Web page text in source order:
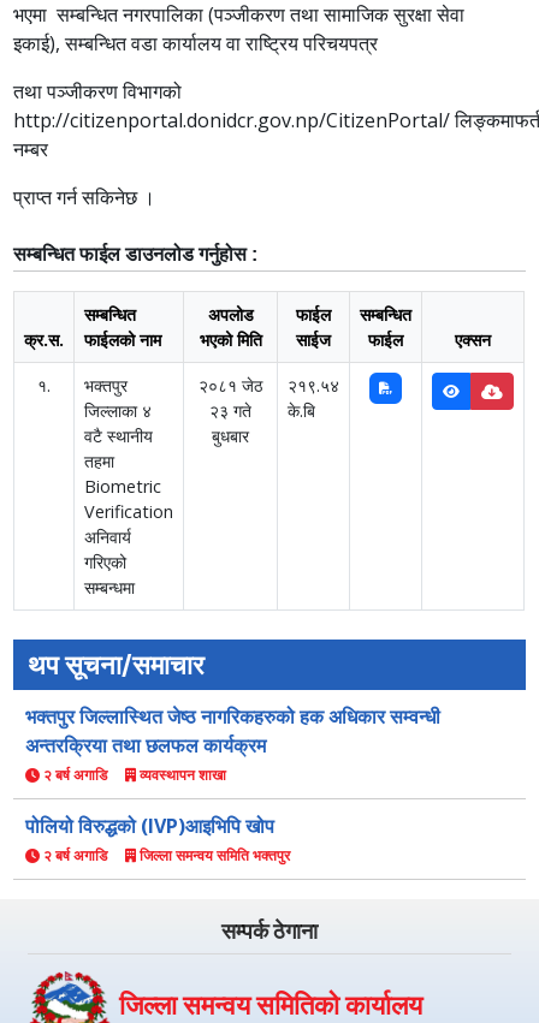
भएमा सम्बन्धित नगरपालिका (पञ्जीकरण तथा सामाजिक सुरक्षा सेवा
इकाई),सम्बन्धितवडा कार्यालय वा राष्ट्रिय परिचयपत्र
तथा पञ्जीकरण विभागको
http://citizenportal.donidcr.gov.np/CitizenPortal/
नम्बर
प्राप्त गर्न सकिनेछ ।
सम्बन्धित फाईल डाउनलोड गर्नुहोस :
क्र.स.
सम्बन्धित
फाईलको नाम
अपलोड
भएको मिति
फाईल
साईज
सम्बन्धित
फाईल
एक्सन
१.
भक्तपुर
जिल्लाका ४
वटै स्थानीय
तहमा
Biometric
Verification
अनिवार्य
गरिएको
सम्बन्धमा
२०८१ जेठ
२३ गते
बुधबार
२१९.५४
के.बि
थप सूचना/समाचार
भक्तपुर जिल्लास्थित जेष्ठ नागरिकहरुको हक अधिकार सम्वन्धी
अन्तरक्रिया तथा छलफल कार्यक्रम
२ बर्ष अगाडि व्यवस्थापन शाखा
पोलियो विरुद्धको (IVP)आइभिपि खोप
२ बर्ष अगाडि जिल्ला समन्वय समिति भक्तपुर
सम्पर्क ठेगाना
जिल्ला समन्वय समितिको कार्यालय